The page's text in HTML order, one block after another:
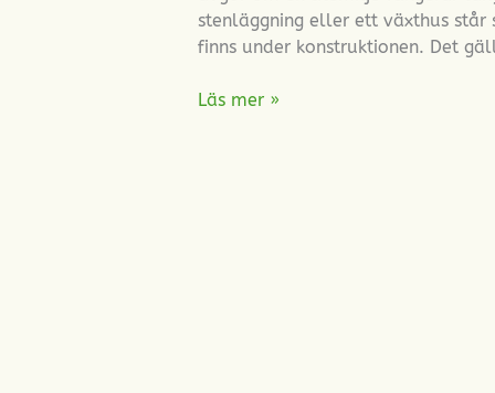
stenläggning eller ett växthus står
finns under konstruktionen. Det
Läs mer »